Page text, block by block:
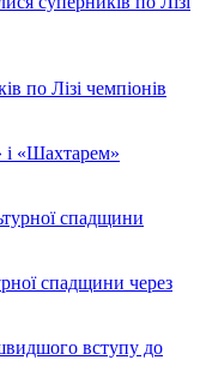
по Лізі чемпіонів
і «Шахтарем»
спадщини через